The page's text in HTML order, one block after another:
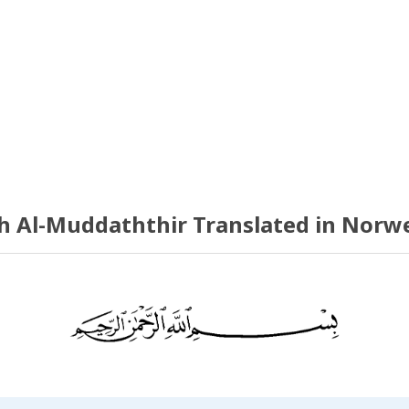
Al-Muddaththir Translated in